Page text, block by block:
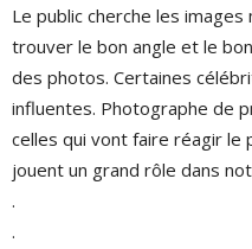
Le public cherche les
trouver le bon angle et le
des photos. Certaines
influentes. Photographe de
celles qui vont faire réagir le
jouent un grand rôle dans
.
.